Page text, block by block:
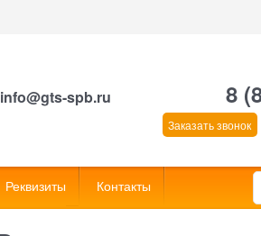
info@gts-spb.ru 8
Заказать звонок
Реквизиты Контакты